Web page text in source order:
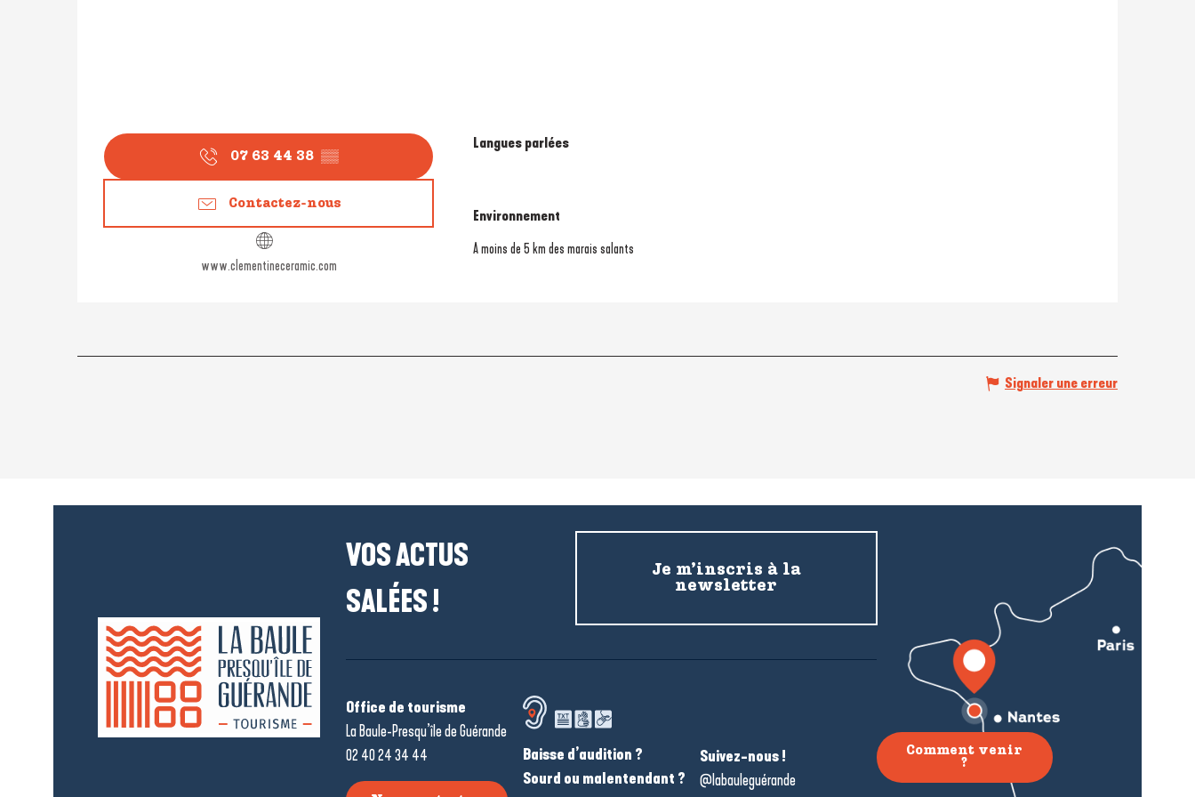
07 63 44 38 ▒▒
Contactez-nous
www.clementineceramic.com
Langues parlées
Langues parlées
Environnement
Environnement
A moins de 5 km des marais salants
Signaler une erreur
VOS ACTUS
SALÉES !
Je m’inscris à la
newsletter
Office de tourisme
La Baule-Presqu’île de Guérande
02 40 24 34 44
Baisse d’audition ?
Sourd ou malentendant ?
Suivez-nous !
@labauleguérande
Comment venir
?